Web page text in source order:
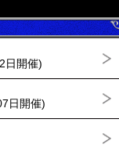
日開催)
日開催)